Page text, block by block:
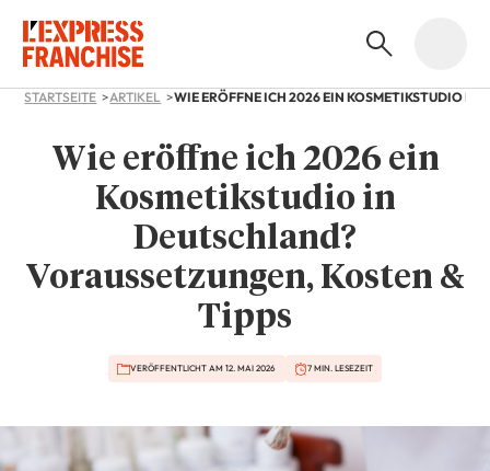
STARTSEITE ARTIKEL
Wie eröffne ich 2026 ein
Kosmetikstudio in
Deutschland?
Voraussetzungen, Kosten &
Tipps
VERÖFFENTLICHT AM 12. MAI 2026 7 MIN. LESEZEIT